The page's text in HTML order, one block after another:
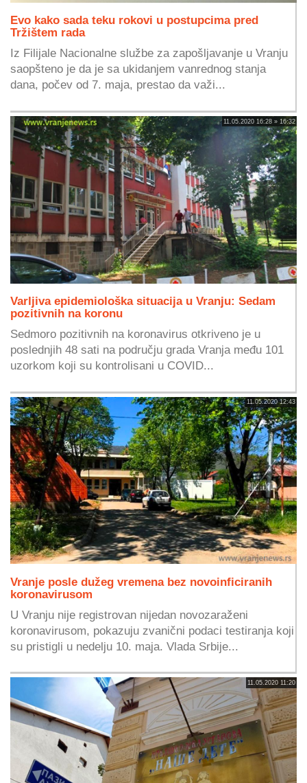
Evo kako sada teku rokovi u postupcima pred
Tržištem rada
Iz Filijale Nacionalne službe za zapošljavanje u Vranju
saopšteno je da je sa ukidanjem vanrednog stanja
dana, počev od 7. maja, prestao da važi...
11.05.2020 16:28 » 16:32
Varljiva epidemiološka situacija u Vranju: Sedam
pozitivnih na koronu
Sedmoro pozitivnih na koronavirus otkriveno je u
poslednjih 48 sati na području grada Vranja među 101
uzorkom koji su kontrolisani u COVID...
11.05.2020 12:43
Vranje posle dužeg vremena bez novoinficiranih
koronavirusom
U Vranju nije registrovan nijedan novozaraženi
koronavirusom, pokazuju zvanični podaci testiranja koji
su pristigli u nedelju 10. maja. Vlada Srbije...
11.05.2020 11:20